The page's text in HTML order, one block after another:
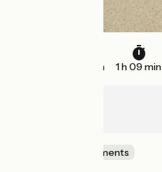
17 km 1 h 09 min
Châteaux & Monuments